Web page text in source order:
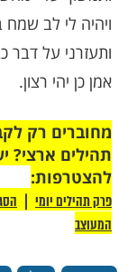
שמיני
של
שנולדתי בה,
אבי מצוות
אותנו
טהור ברא לי
מחשבות
לב שמח